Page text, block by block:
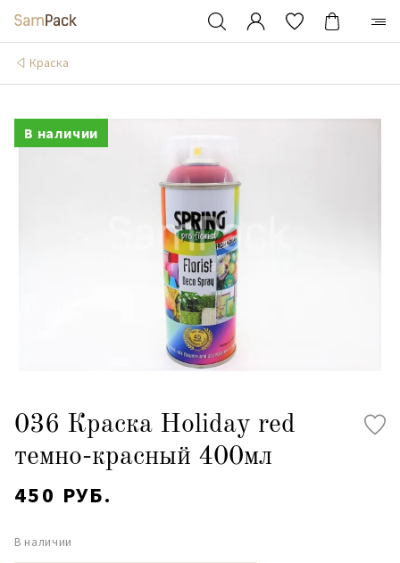
Краска
В наличии
036 Краска Holiday red
темно-красный 400мл
450 РУБ.
В наличии